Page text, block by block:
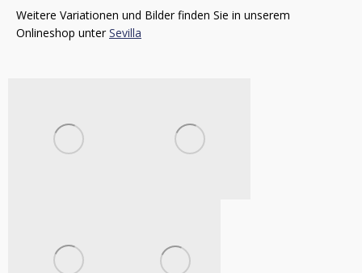
Weitere Variationen und Bilder finden Sie in unserem
Onlineshop unterSevilla